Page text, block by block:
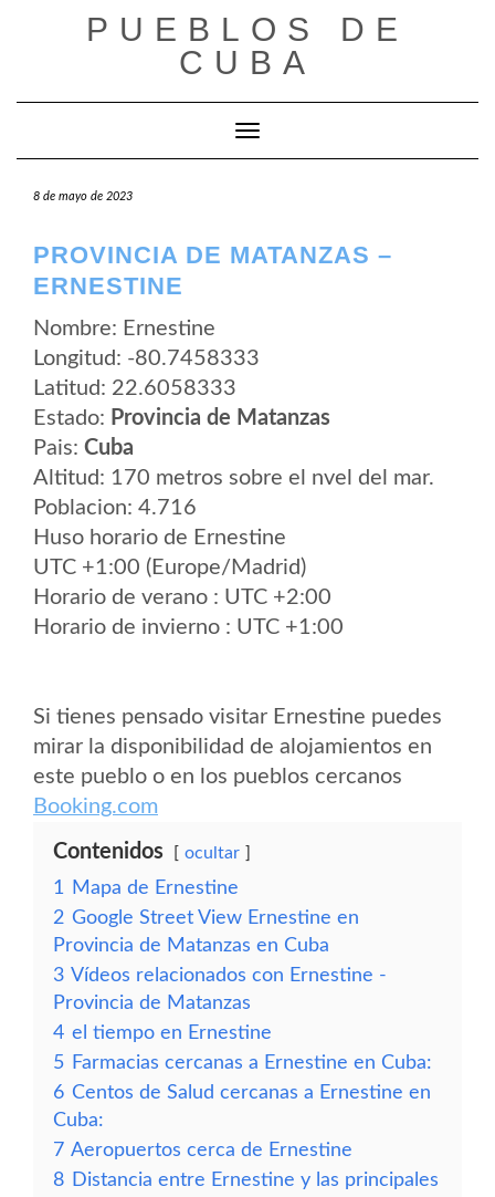
PUEBLOS DE
CUBA
Cambiar modo de navegación
8 de mayo de 2023
PROVINCIA DE MATANZAS –
ERNESTINE
Nombre: Ernestine
Longitud: -80.7458333
Latitud: 22.6058333
Estado: Provincia de Matanzas
Pais: Cuba
Altitud: 170 metros sobre el nvel del mar.
Poblacion: 4.716
Huso horario de Ernestine
UTC +1:00 (Europe/Madrid)
Horario de verano : UTC +2:00
Horario de invierno : UTC +1:00
Si tienes pensado visitar Ernestine puedes
mirar la disponibilidad de alojamientos en
este pueblo o en los pueblos cercanos
Booking.com
Contenidos ocultar
1
Mapa de Ernestine
2 Google Street View Ernestine en
Provincia de Matanzas en Cuba
3 Vídeos relacionados con Ernestine -
Provincia de Matanzas
4 el tiempo en Ernestine
5 Farmacias cercanas a Ernestine en Cuba:
6 Centos de Salud cercanas a Ernestine en
Cuba:
7 Aeropuertos cerca de Ernestine
8 Distancia entre Ernestine y las principales